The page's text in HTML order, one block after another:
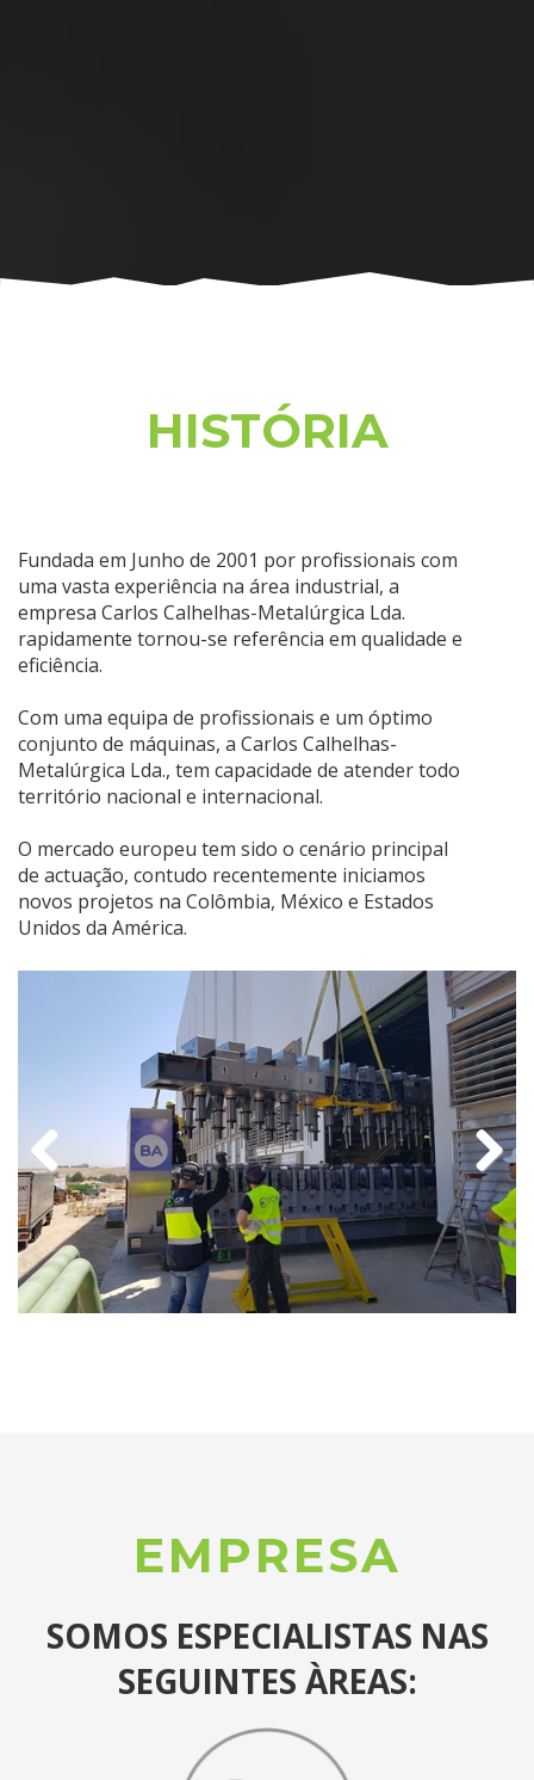
HISTÓRIA
Fundada em Junho de 2001 por profissionais com
uma vasta experiência na área industrial, a
empresa Carlos Calhelhas-Metalúrgica Lda.
rapidamente tornou-se referência em qualidade e
eficiência.
Com uma equipa de profissionais e um óptimo
conjunto de máquinas, a Carlos Calhelhas-
Metalúrgica Lda., tem capacidade de atender todo
território nacional e internacional.
O mercado europeu tem sido o cenário principal
de actuação, contudo recentemente iniciamos
novos projetos na Colômbia, México e Estados
Unidos da América.
EMPRESA
SOMOS ESPECIALISTAS NAS
SEGUINTES ÀREAS: